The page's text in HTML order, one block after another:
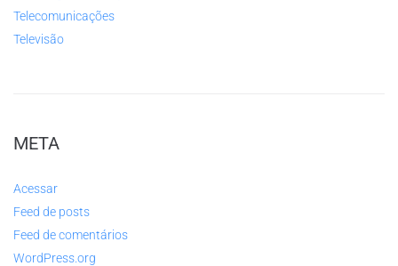
Telecomunicações
Televisão
META
Acessar
Feed de posts
Feed de comentários
WordPress.org